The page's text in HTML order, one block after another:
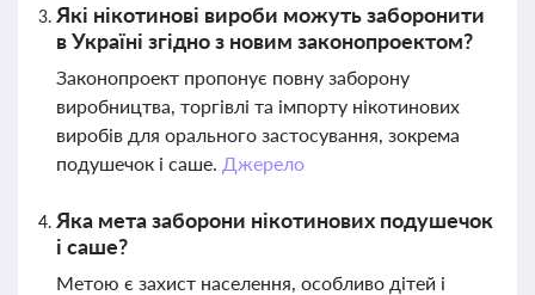
Які нікотинові вироби можуть заборонити
в Україні згідно з новим законопроектом?
Законопроект пропонує повну заборону
виробництва, торгівлі та імпорту нікотинових
виробів для орального застосування, зокрема
подушечок і саше. Джерело
Яка мета заборони нікотинових подушечок
і саше?
Метою є захист населення, особливо дітей і